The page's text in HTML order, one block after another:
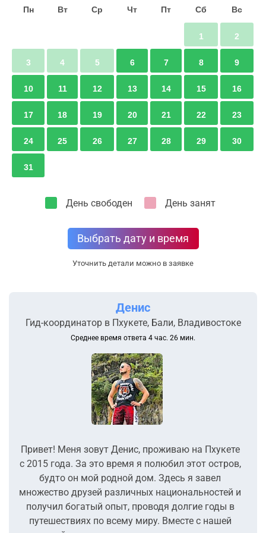
Пн Вт Ср Чт Пт Сб Вс
1 2
3 4 5 6 7 8 9
10 11 12 13 14 15 16
17 18 19 20 21 22 23
24 25 26 27 28 29 30
31
День свободен День занят
Выбрать дату и время
Уточнить детали можно в заявке
Денис
Гид-координатор в Пхукете, Бали, Владивостоке
Среднее время ответа 4 час. 26 мин.
Привет! Меня зовут Денис, проживаю на Пхукете
с 2015 года. За это время я полюбил этот остров,
будто он мой родной дом. Здесь я завел
множество друзей различных национальностей и
получил богатый опыт, проводя долгие годы в
путешествиях по всему миру. Вместе с нашей